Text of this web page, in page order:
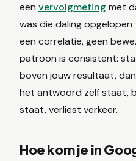
een vervolgmeting met
was die daling
een correlatie, geen
patroon is consistent:
boven jouw resultaat,
het antwoord zelf staat,
staat, verliest verkeer.
Hoe kom je in